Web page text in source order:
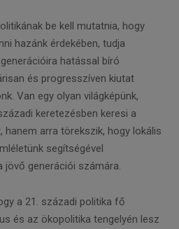
be kell mutatnia, hogy
hazánk érdekében, tudja
hatással bíró
és progresszíven kiutat
Van egy olyan világképünk,
keretezésben keresi a
hanem arra törekszik, hogy lokális
segítségével
jövő generációi számára.
a 21. századi politika fő
és az ökopolitika tengelyén lesz